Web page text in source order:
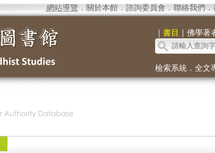
網站導覽 ． 關於本館． 諮詢委員會． 聯絡我們 ．
｜ 書目 ｜ 佛學著
檢索系統． 全文